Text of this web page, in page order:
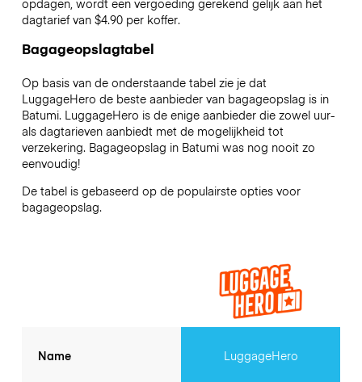
dagtarief van $4.90 per koffer.
Bagageopslagtabel
Op basis van de onderstaande tabel zie je dat
LuggageHero de beste aanbieder van bagageopslag is in
Batumi. LuggageHero is de enige aanbieder die zowel uur-
als dagtarieven aanbiedt met de mogelijkheid tot
verzekering. Bagageopslag in Batumiwas nog nooit zo
eenvoudig!
De tabel is gebaseerd op de populairste opties voor
bagageopslag.
Name LuggageHero